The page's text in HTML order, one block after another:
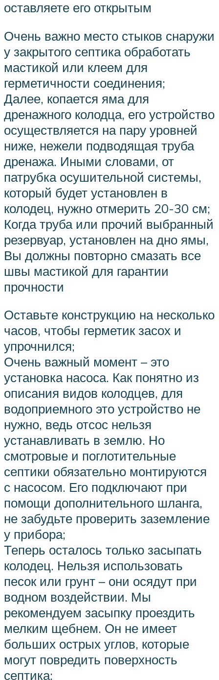
оставляете его открытым
Очень важно место стыков снаружи
у закрытого септика обработать
мастикой или клеем для
герметичности соединения;
Далее, копается яма для
дренажного колодца, его устройство
осуществляется на пару уровней
ниже, нежели подводящая труба
дренажа. Иными словами, от
патрубка осушительной системы,
который будет установлен в
колодец, нужно отмерить 20-30 см;
Когда труба или прочий выбранный
резервуар, установлен на дно ямы,
Вы должны повторно смазать все
швы мастикой для гарантии
прочности
Оставьте конструкцию на несколько
часов, чтобы герметик засох и
упрочнился;
Очень важный момент – это
установка насоса. Как понятно из
описания видов колодцев, для
водоприемного это устройство не
нужно, ведь отсос нельзя
устанавливать в землю. Но
смотровые и поглотительные
септики обязательно монтируются
с насосом. Его подключают при
помощи дополнительного шланга,
не забудьте проверить заземление
у прибора;
Теперь осталось только засыпать
колодец. Нельзя использовать
песок или грунт – они осядут при
водном воздействии. Мы
рекомендуем засыпку проездить
мелким щебнем. Он не имеет
больших острых углов, которые
могут повредить поверхность
септика;